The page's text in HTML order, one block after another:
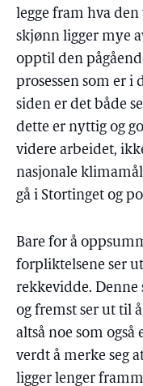
legge fram hva
skjønn ligger mye
opptil den
prosessen som er i
siden er det både
dette er nyttig og
videre arbeidet,
nasjonale
gå i Stortinget og
Bare for å
forpliktelsene ser
rekkevidde. Denne
og fremst ser ut til
altså noe som også
verdt å merke seg
ligger lenger